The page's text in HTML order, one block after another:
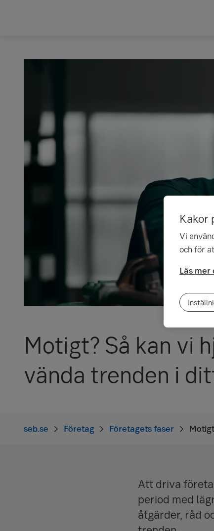
Motigt? Så kan vi
vända trenden i
seb.se Företag Företagets faser
Att driva
period med
åtgärder, råd
Kakor
Vi
och för
Läs